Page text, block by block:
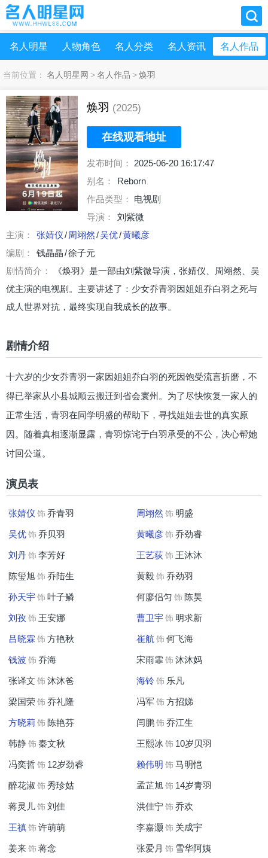
名人明星 人物角色 名人分类 名人资讯 名人作品
当前位置： 名人明星网 >名人作品 >焕羽
焕羽 (2025)
在线观看地址
发布时间：
2025-06-20 16:17:47
别名：
Reborn
作品类型：
电视剧
导演：
刘紫微
主演：
张婧仪/ 周翊然/吴优/黄曦彦
编剧：
钱晶晶/徐子元
剧情简介：
《焕羽》是一部由刘紫微导演，张婧仪、周翊然、吴
优主演的电视剧。主要讲述了：少女乔青羽因姐姐乔白羽之死与
成人世界对抗，最终实现自我成长的故事。
剧情介绍
十六岁的少女乔青羽一家因姐姐乔白羽的死因饱受流言折磨，不
得已举家从小县城顺云搬迁到省会寰州。为了尽快恢复一家人的
正常生活，青羽在同学明盛的帮助下，寻找姐姐去世的真实原
因。随着真相逐渐显露，青羽惊诧于白羽承受的不公，决心帮她
讨回公道。
演员表
张婧仪 饰 乔青羽 周翊然 饰 明盛
吴优 饰 乔贝羽 黄曦彦 饰 乔劲睿
刘丹 饰 李芳好 王艺荻 饰 王沐沐
陈玺旭 饰 乔陆生 黄毅 饰 乔劲羽
孙天宇 饰 叶子鳞 何廖侣匀 饰 陈昊
刘孜 饰 王安娜 曹卫宇 饰 明求新
吕晓霖 饰 方艳秋 崔航 饰 何飞海
钱波 饰 乔海 宋雨霏 饰 沐沐妈
张译文 饰 沐沐爸 海铃 饰 乐凡
梁国荣 饰 乔礼隆 冯军 饰 方招娣
方晓莉 饰 陈艳芬 闫鹏 饰 乔江生
韩静 饰 秦文秋 王熙冰 饰 10岁贝羽
冯奕哲 饰 12岁劲睿 赖伟明 饰 马明恺
醉花淑 饰 秀珍姑 孟芷旭 饰 14岁青羽
蒋灵儿 饰 刘佳 洪佳宁 饰 乔欢
王禛 饰 许萌萌 李嘉灏 饰 关成宇
姜来 饰 蒋念 张爱月 饰 雪华阿姨